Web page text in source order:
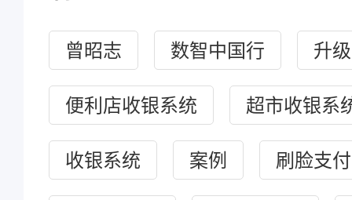
曾昭志 数智中国行 升
便利店收银系统 超市收银系
收银系统 案例 刷脸支付